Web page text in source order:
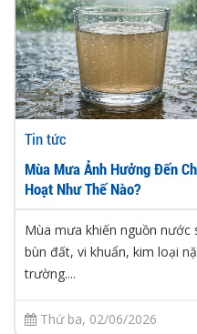
Tin tức
Mùa Mưa Ảnh Hưởng Đến
Hoạt Như Thế Nào?
Mùa mưa khiến nguồn
bùn đất, vi khuẩn, kim loại
trường....
Thứ ba, 02/06/2026